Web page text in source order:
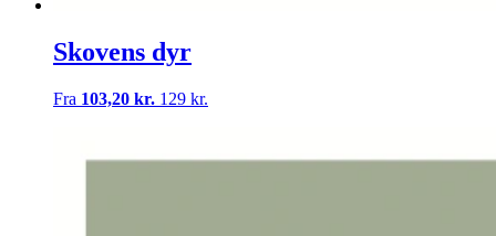
Skovens dyr
Fra 103,20 kr. 129 kr.